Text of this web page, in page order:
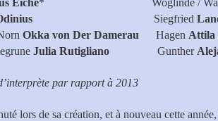
Eiche* Woglinde /
Odinius Siegfried
Okka von Der Damerau Hagen Attila
Julia Rutigliano Gunther
par rapport à 2013
lors de sa création, et à nouveau cette